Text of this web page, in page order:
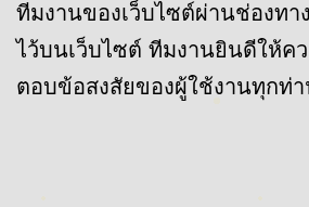
ทีมงานของเว็บไซต์ผ่านช่องทา
ไว้บนเว็บไซต์ ทีมงานยินดีให้ค
ตอบข้อสงสัยของผู้ใช้งานทุกท่